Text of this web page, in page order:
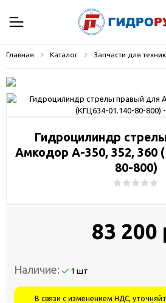
Главная Каталог Запчасти для
Гидроцилиндр
Амкодор А-350, 352, 360
80-800)
83 200
Наличие: 1 шт
В связи с изменением НДС,